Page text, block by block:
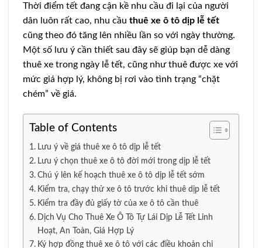
Thời điểm tết đang cận kề nhu cầu đi lại của người
dân luôn rất cao, nhu cầu thuê xe ô tô dịp lễ tết
cũng theo đó tăng lên nhiều lần so với ngày thường.
Một số lưu ý cần thiết sau đây sẽ giúp bạn dễ dàng
thuê xe trong ngày lễ tết, cũng như thuê được xe với
mức giá hợp lý, không bị rơi vào tình trạng “chặt
chém” về giá.
Table of Contents
Lưu ý về giá thuê xe ô tô dịp lễ tết
Lưu ý chọn thuê xe ô tô đời mới trong dịp lễ tết
Chú ý lên kế hoạch thuê xe ô tô dịp lễ tết sớm
Kiểm tra, chạy thử xe ô tô trước khi thuê dịp lễ tết
Kiểm tra đầy đủ giấy tờ của xe ô tô cần thuê
Dịch Vụ Cho Thuê Xe Ô Tô Tự Lái Dịp Lễ Tết Linh
Hoạt, An Toàn, Giá Hợp Lý
Ký hợp đồng thuê xe ô tô với các điều khoản chi